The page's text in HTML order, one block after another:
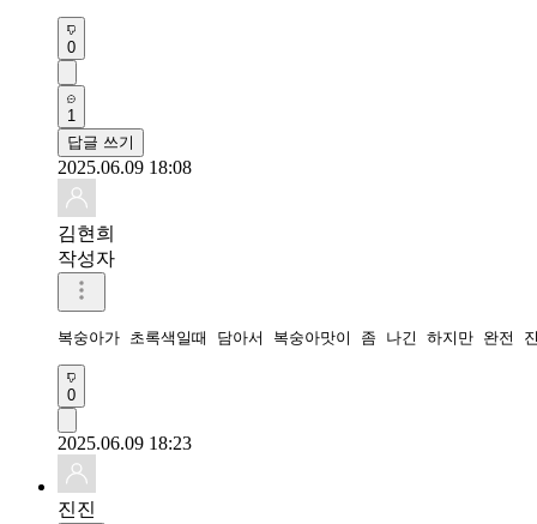
0
1
답글 쓰기
2025.06.09 18:08
김현희
작성자
복숭아가 초록색일때 담아서 복숭아맛이 좀 나긴 하지만 완
0
2025.06.09 18:23
진진